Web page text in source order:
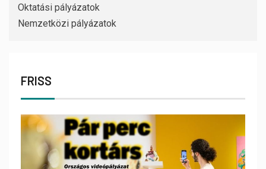
Oktatási pályázatok
Nemzetközi pályázatok
FRISS